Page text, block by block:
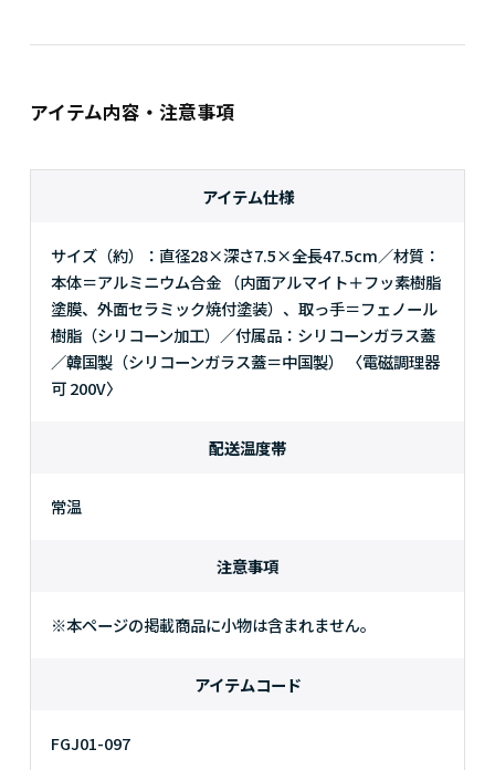
アイテム内容・注意事項
アイテム仕様
サイズ（約）：直径28×深さ7.5×全長47.5cm／材質：
本体＝アルミニウム合金 （内面アルマイト＋フッ素樹脂
塗膜、外面セラミック焼付塗装）、取っ手＝フェノール
樹脂（シリコーン加工）／付属品：シリコーンガラス蓋
／韓国製（シリコーンガラス蓋＝中国製） 〈電磁調理器
可 200V〉
配送温度帯
常温
注意事項
※本ページの掲載商品に小物は含まれません。
アイテムコード
FGJ01-097